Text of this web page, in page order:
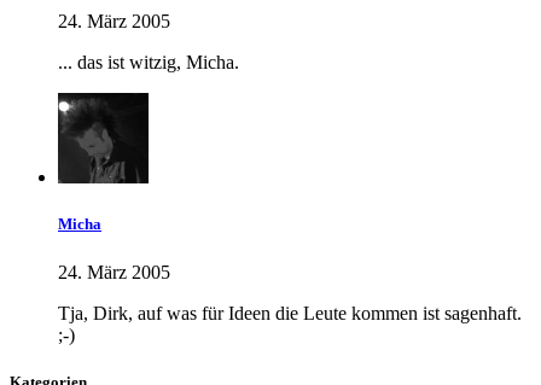
24. März 2005
... das ist witzig, Micha.
Micha
24. März 2005
Tja, Dirk, auf was für Ideen die Leute kommen ist sagenhaft.
;-)